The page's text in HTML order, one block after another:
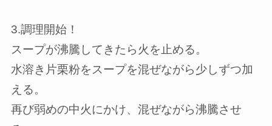
3.調理開始！
スープが沸騰してきたら火を止める。
水溶き片栗粉をスープを混ぜながら少しずつ加
える。
再び弱めの中火にかけ、混ぜながら沸騰させ